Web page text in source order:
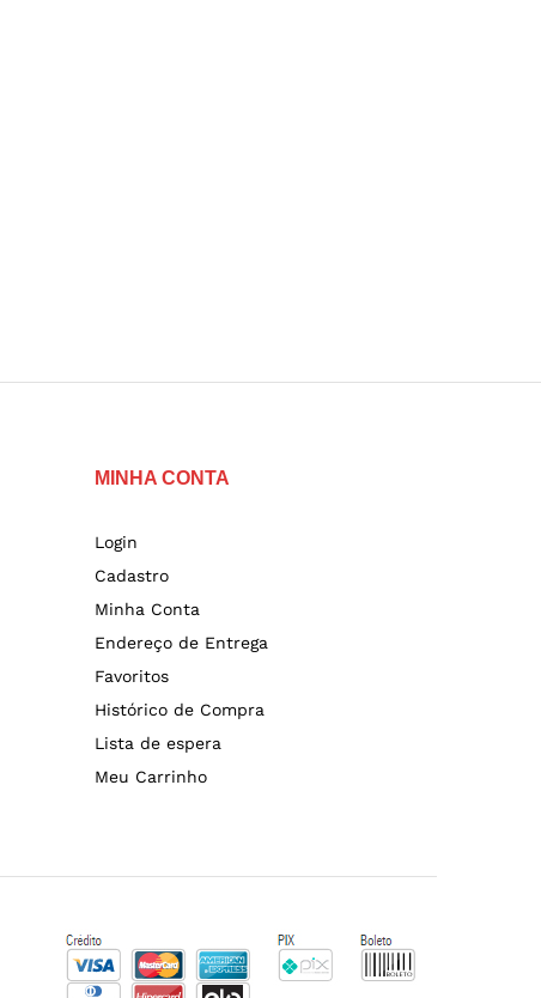
MINHA CONTA
Login
Cadastro
Minha Conta
Endereço de Entrega
Favoritos
Histórico de Compra
Lista de espera
Meu Carrinho